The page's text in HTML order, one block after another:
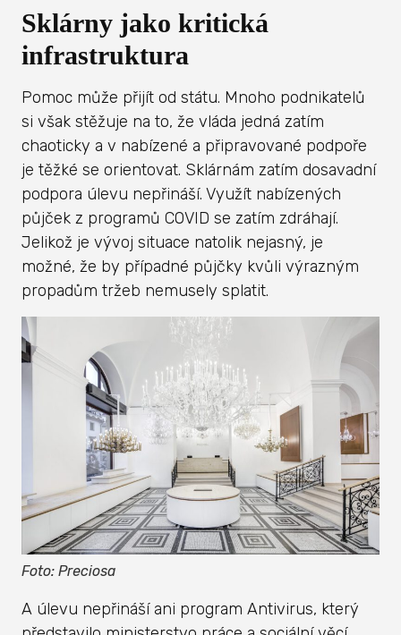
Sklárny jako kritická
infrastruktura
Pomoc může přijít od státu. Mnoho podnikatelů
si však stěžuje na to, že vláda jedná zatím
chaoticky a v nabízené a připravované podpoře
je těžké se orientovat. Sklárnám zatím dosavadní
podpora úlevu nepřináší. Využít nabízených
půjček z programů COVID se zatím zdráhají.
Jelikož je vývoj situace natolik nejasný, je
možné, že by případné půjčky kvůli výrazným
propadům tržeb nemusely splatit.
Foto: Preciosa
A úlevu nepřináší ani program Antivirus, který